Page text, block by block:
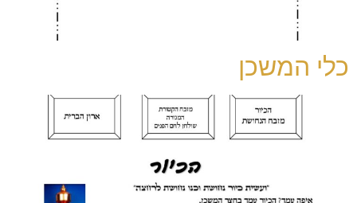
כלי המשכן